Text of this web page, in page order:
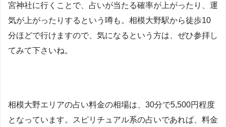
宮神社に行くことで、占いが当たる確率が上がったり、運
気が上がったりするという噂も。相模大野駅から徒歩10
分ほどで行けますので、気になるという方は、ぜひ参拝し
てみて下さいね。
相模大野エリアの占い料金の相場は、30分で5,500円程度
となっています。スピリチュアル系の占いであれば、料金